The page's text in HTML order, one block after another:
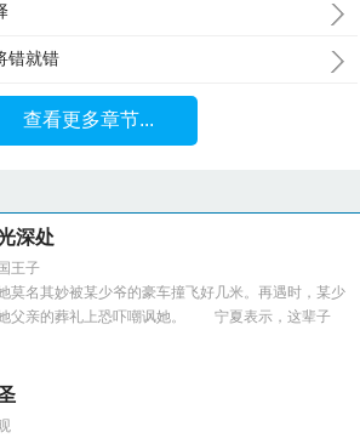
错就错
查看更多章节...
深处
王子
莫名其妙被某少爷的豪车撞飞好几米。再遇时，某少
父亲的葬礼上恐吓嘲讽她。 宁夏表示，这辈子